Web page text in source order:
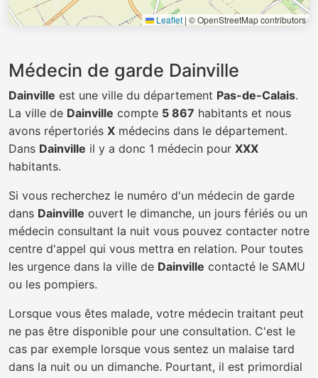
Leaflet | © OpenStreetMap contributors
Médecin de garde Dainville
Dainville est une ville du département Pas-de-Calais.
La ville de Dainville compte 5 867 habitants et nous
avons répertoriés X médecins dans le département.
Dans Dainville il y a donc 1 médecin pour XXX
habitants.
Si vous recherchez le numéro d'un médecin de garde
dans Dainville ouvert le dimanche, un jours fériés ou un
médecin consultant la nuit vous pouvez contacter notre
centre d'appel qui vous mettra en relation. Pour toutes
les urgence dans la ville de Dainville contacté le SAMU
ou les pompiers.
Lorsque vous êtes malade, votre médecin traitant peut
ne pas être disponible pour une consultation. C'est le
cas par exemple lorsque vous sentez un malaise tard
dans la nuit ou un dimanche. Pourtant, il est primordial